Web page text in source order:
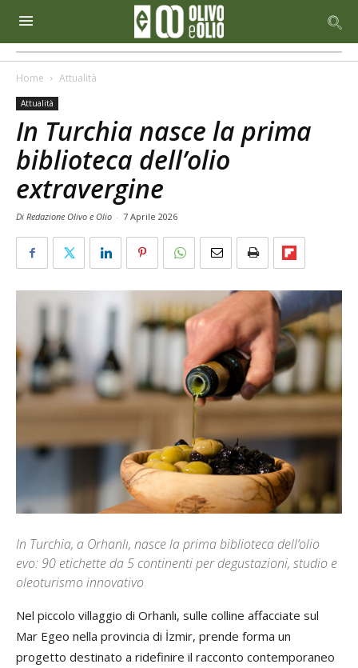
Home Attualità
Attualità
In Turchia nasce la prima
biblioteca dell’olio
extravergine
Di Redazione Olivo e Olio - 7 Aprile 2026
In Turchia, a Orhanlı, nasce la prima biblioteca dell’olio
evo: 90 etichette da 5 continenti per degustazioni, studio e
oleoturismo innovativo
Nel piccolo villaggio di Orhanlı, sulle colline affacciate sul
Mar Egeo nella provincia di İzmir, prende forma un
progetto destinato a ridefinire il racconto contemporaneo